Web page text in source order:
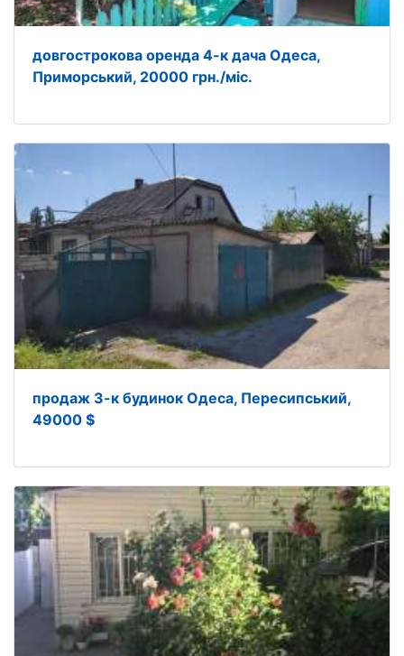
довгострокова оренда 4-к дача Одеса,
Приморський, 20000 грн./міс.
продаж 3-к будинок Одеса, Пересипський,
49000 $